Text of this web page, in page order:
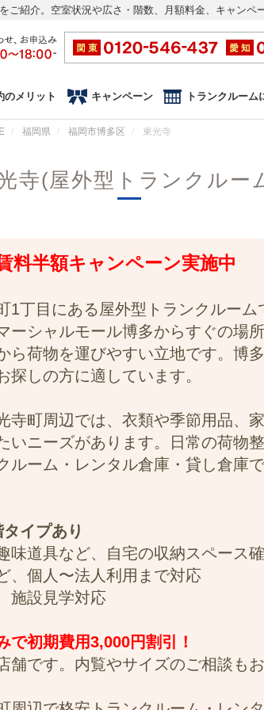
ご紹介。空室状況や広さ・階数、月額料金、キャンペ
のメリット キャンペーン トランクルーム
福岡県 福岡市博多区 東光寺
寺(屋外型トランクルー
料半額キャンペーン実施中
1丁目にある屋外型トランクルーム
ーシャルモール博多からすぐの場
ら荷物を運びやすい立地です。博
しの方に適しています。
寺町周辺では、衣類や季節用品、
いニーズがあります。日常の荷物
ーム・レンタル倉庫・貸し倉庫で
イプあり
味道具など、自宅の収納スペース
、個人〜法人利用まで対応
施設見学対応
で初期費用3,000円割引！
舗です。内覧やサイズのご相談もお